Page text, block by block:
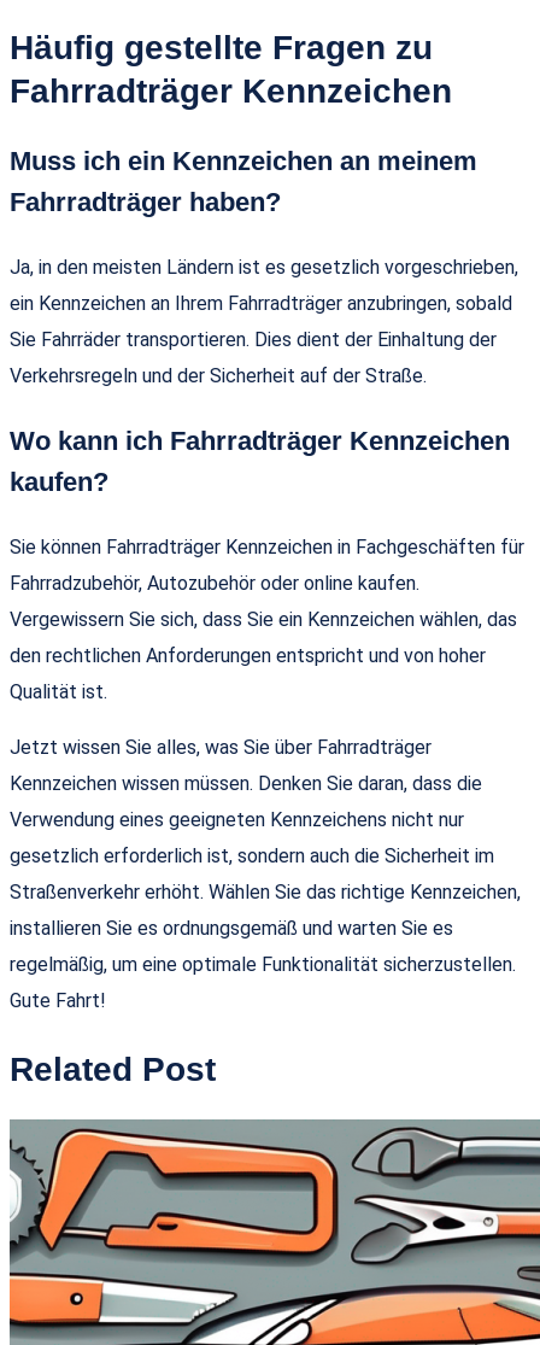
Häufig gestellte Fragen zu
Fahrradträger Kennzeichen
Muss ich ein Kennzeichen an meinem
Fahrradträger haben?
Ja, in den meisten Ländern ist es gesetzlich vorgeschrieben,
ein Kennzeichen an Ihrem Fahrradträger anzubringen, sobald
Sie Fahrräder transportieren. Dies dient der Einhaltung der
Verkehrsregeln und der Sicherheit auf der Straße.
Wo kann ich Fahrradträger Kennzeichen
kaufen?
Sie können Fahrradträger Kennzeichen in Fachgeschäften für
Fahrradzubehör, Autozubehör oder online kaufen.
Vergewissern Sie sich, dass Sie ein Kennzeichen wählen, das
den rechtlichen Anforderungen entspricht und von hoher
Qualität ist.
Jetzt wissen Sie alles, was Sie über Fahrradträger
Kennzeichen wissen müssen. Denken Sie daran, dass die
Verwendung eines geeigneten Kennzeichens nicht nur
gesetzlich erforderlich ist, sondern auch die Sicherheit im
Straßenverkehr erhöht. Wählen Sie das richtige Kennzeichen,
installieren Sie es ordnungsgemäß und warten Sie es
regelmäßig, um eine optimale Funktionalität sicherzustellen.
Gute Fahrt!
Related Post